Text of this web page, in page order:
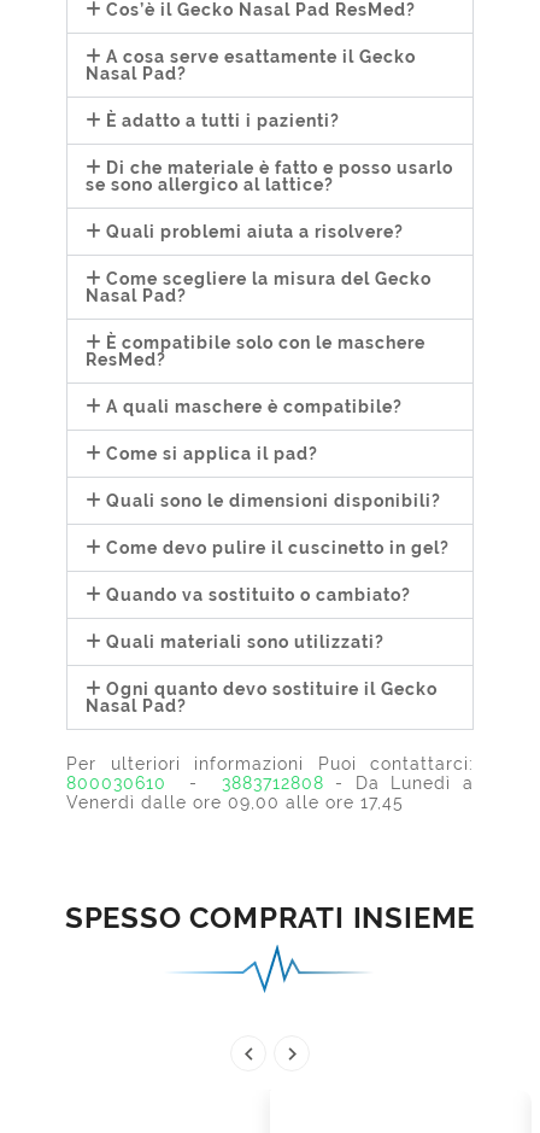
Cos’è il Gecko Nasal Pad ResMed?
A cosa serve esattamente il Gecko
Nasal Pad?
È adatto a tutti i pazienti?
Di che materiale è fatto e posso usarlo
se sono allergico al lattice?
Quali problemi aiuta a risolvere?
Come scegliere la misura del Gecko
Nasal Pad?
È compatibile solo con le maschere
ResMed?
A quali maschere è compatibile?
Come si applica il pad?
Quali sono le dimensioni disponibili?
Come devo pulire il cuscinetto in gel?
Quando va sostituito o cambiato?
Quali materiali sono utilizzati?
Ogni quanto devo sostituire il Gecko
Nasal Pad?
Per ulteriori informazioni Puoi contattarci:
800030610
- 3883712808 - Da Lunedì a
Venerdì dalle ore 09,00 alle ore 17,45
SPESSO COMPRATI INSIEME
 